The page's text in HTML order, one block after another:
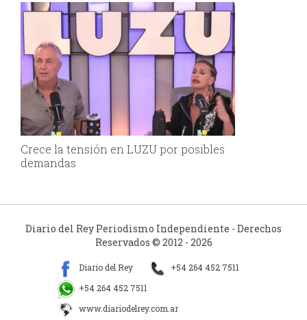
Crece la tensión en LUZU por posibles
demandas
Diario del Rey Periodismo Independiente - Derechos
Reservados © 2012 - 2026
Diario del Rey
+54 264 452 7511
+54 264 452 7511
www.diariodelrey.com.ar